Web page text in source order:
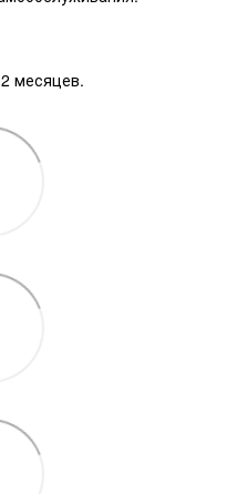
месяцев.